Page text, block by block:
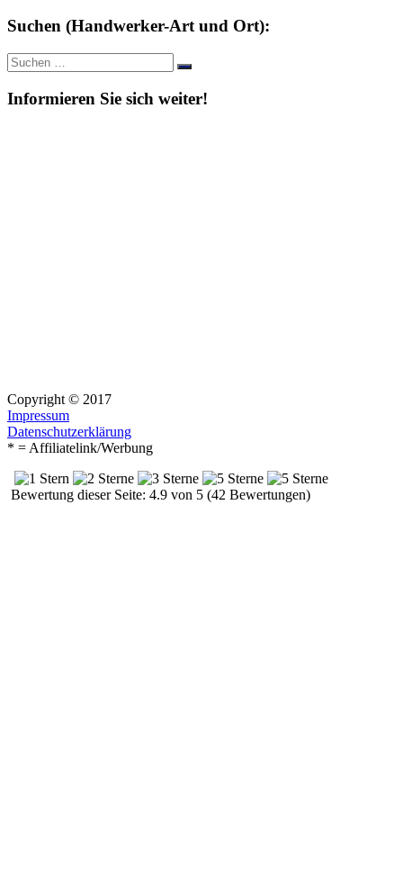
Suchen (Handwerker-Art und Ort):
Suche
nach:
Suchen
Informieren Sie sich weiter!
Copyright © 2017
Impressum
Datenschutzerklärung
* = Affiliatelink/Werbung
Bewertung dieser Seite: 4.9 von 5 (42 Bewertungen)